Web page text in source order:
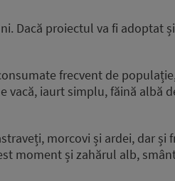
Dacă proiectul va fi adoptat
frecvent de
vacă, iaurt simplu, făină albă
morcovi și ardei, dar și
moment și zahărul alb,